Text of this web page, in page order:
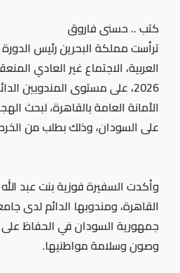
كتب .. حسنى فاروق
ترأست مملكة البحرين رئيس
2026، على مستوى المندوبين
الأمانة العامة بالقاهرة، لبحث
على السودان، وذلك بطلب من
وأكدت السفيرة فوزية بنت عبد الله
القاهرة، ومندوبها الدائم لدى
جمهورية السودان في الحفاظ على
وصون وسلامة مواطنيها.